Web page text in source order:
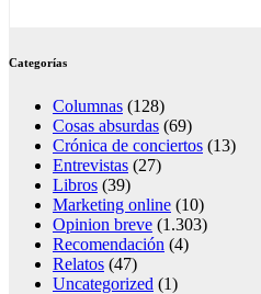
Categorías
Columnas (128)
Cosas absurdas (69)
Crónica de conciertos (13)
Entrevistas (27)
Libros (39)
Marketing online (10)
Opinion breve (1.303)
Recomendación (4)
Relatos (47)
Uncategorized (1)